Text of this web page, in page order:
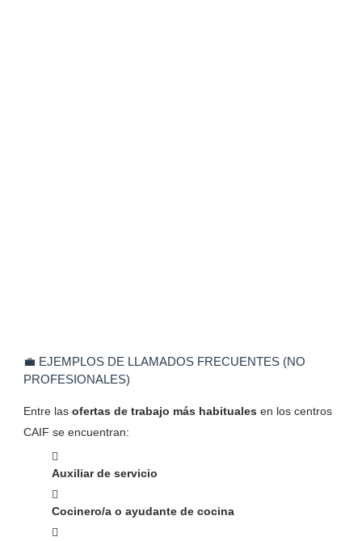
💼 EJEMPLOS DE LLAMADOS FRECUENTES (NO
PROFESIONALES)
Entre las ofertas de trabajo más habituales en los centros
CAIF se encuentran:
Auxiliar de servicio
Cocinero/a o ayudante de cocina